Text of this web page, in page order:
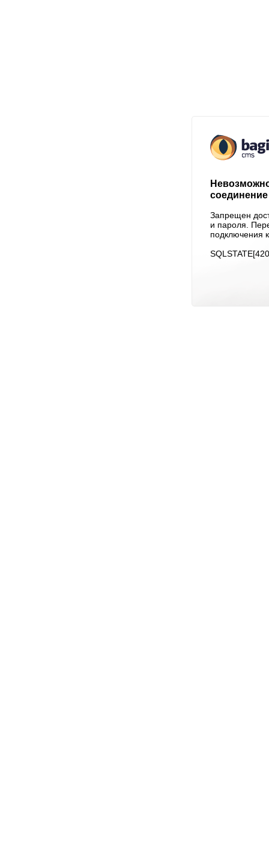
Запрещен
и пароля.
подключения